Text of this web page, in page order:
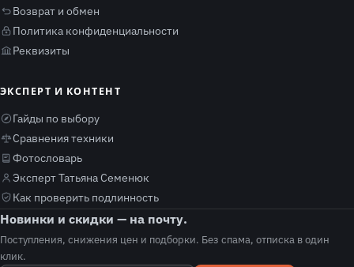
Возврат и обмен
Политика конфиденциальности
Реквизиты
ЭКСПЕРТ И КОНТЕНТ
Гайды по выбору
Сравнения техники
Фотословарь
Эксперт Татьяна Семенюк
Как проверить подлинность
Новинки и скидки — на почту.
Поступления, снижения цен и подборки. Без спама, отписка в один
клик.